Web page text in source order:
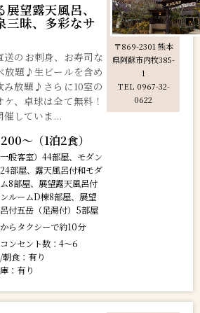
望露天風呂、
三昧、多彩なサ
送のお刺身、お寿司な
放題♪生ビールを含め
み放題♪さらに10室の
、卓球は全て無料！
催していま...
～（1泊2食）
般客室）44部屋、モダン
部屋、露天風呂付和モダ
8部屋、展望露天風呂付
ルームD棟8部屋、展望
付五岳（足湯付）5部屋
らタクシーで約10分
コンセント数：4～6
朝食：有り
：有り
〒869-2301 熊本
県阿蘇市内牧385-
1
TEL 0967-32-
0622